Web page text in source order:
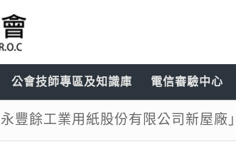
公會技師專區及知識庫 電信審驗中心
豐餘工業用紙股份有限公司新屋廠」